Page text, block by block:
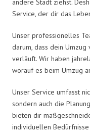
andere Stadt ziehst.
Service, der dir das
Unser professionelles
darum, dass dein Umzug
verläuft. Wir haben
worauf es beim Umzug
Unser Service umfasst
sondern auch die
bieten dir
individuellen